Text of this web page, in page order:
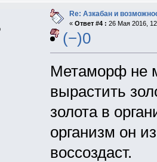
Re: Азкабан и
« Ответ #4 : 26 Мая 2016,
(−)0
Метаморф не
вырастить
золота в
организм он
воссоздаст.